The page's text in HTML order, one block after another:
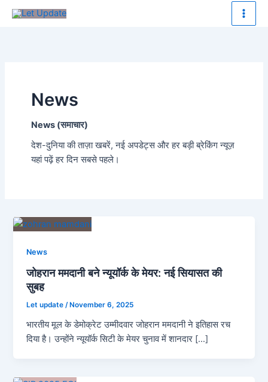
Skip
News
News (समाचार)
देश-दुनिया की ताज़ा खबरें, नई अपडेट्स और हर बड़ी ब्रेकिंग न्यूज़
यहां पढ़ें हर दिन सबसे पहले।
News
जोहरान ममदानी बने न्यूयॉर्क के मेयर: नई सियासत की
सुबह
Let update /November 6, 2025
भारतीय मूल के डेमोक्रेट उम्मीदवार जोहरान ममदानी ने इतिहास रच
दिया है। उन्होंने न्यूयॉर्क सिटी के मेयर चुनाव में शानदार […]